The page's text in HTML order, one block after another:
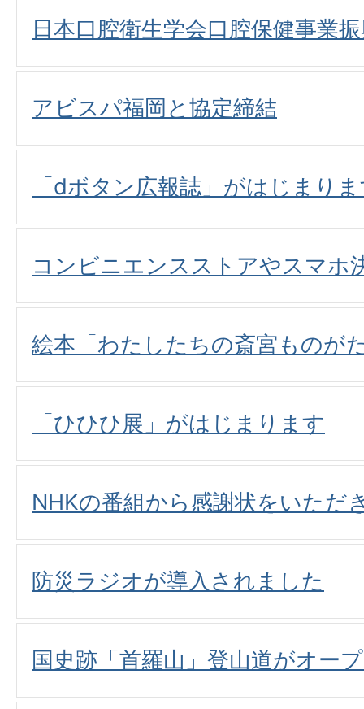
日本口腔衛生学会口腔保健事業
アビスパ福岡と協定締結
「dボタン広報誌」がはじまり
コンビニエンスストアやスマホ
絵本「わたしたちの斎宮ものが
「ひひひ展」がはじまります
NHKの番組から感謝状をいただ
防災ラジオが導入されました
国史跡「首羅山」登山道がオー